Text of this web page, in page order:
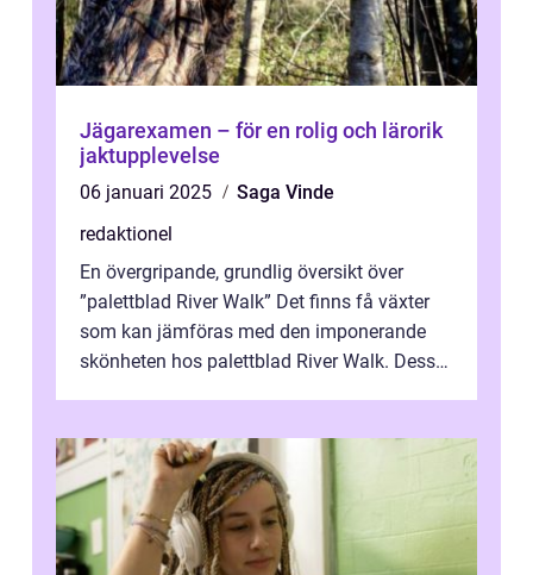
Jägarexamen – för en rolig och lärorik
jaktupplevelse
06 januari 2025
Saga Vinde
redaktionel
En övergripande, grundlig översikt över
”palettblad River Walk” Det finns få växter
som kan jämföras med den imponerande
skönheten hos palettblad River Walk. Dess